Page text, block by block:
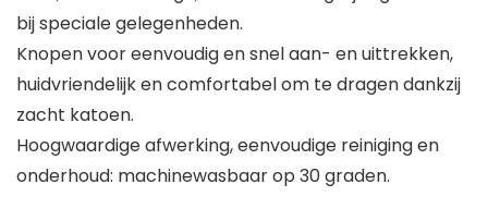
bij speciale gelegenheden.
Knopen voor eenvoudig en snel aan- en uittrekken,
huidvriendelijk en comfortabel om te dragen dankzij
zacht katoen.
Hoogwaardige afwerking, eenvoudige reiniging en
onderhoud: machinewasbaar op 30 graden.